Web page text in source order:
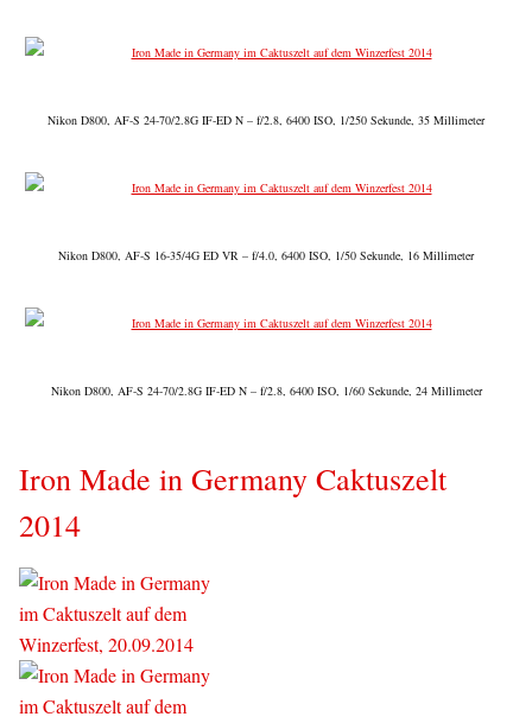
Nikon D800, AF-S 24-70/2.8G IF-ED N – f/2.8, 6400 ISO, 1/250 Sekunde, 35 Millimeter
Nikon D800, AF-S 16-35/4G ED VR – f/4.0, 6400 ISO, 1/50 Sekunde, 16 Millimeter
Nikon D800, AF-S 24-70/2.8G IF-ED N – f/2.8, 6400 ISO, 1/60 Sekunde, 24 Millimeter
Iron Made in Germany Caktuszelt
2014